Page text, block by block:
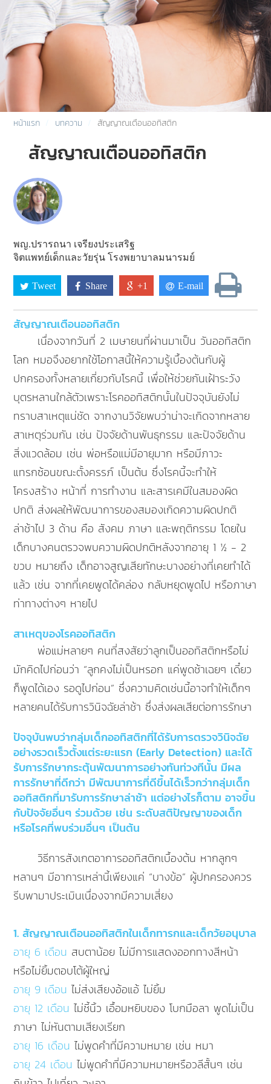
หน้าแรก บทความ สัญญาณเตือนออทิสติก
สัญญาณเตือนออทิสติก
พญ.ปรารถนา เจรียงประเสริฐ
จิตแพทย์เด็กและวัยรุ่น โรงพยาบาลมนารมย์
Tweet Share +1 E-mail
สัญญาณเตือนออทิสติก
เนื่องจากวันที่ 2 เมษายนที่ผ่านมาเป็น วันออทิสติก
โลก หมอจึงอยากใช้โอกาสนี้ให้ความรู้เบื้องต้นกับผู้
ปกครองทั้งหลายเกี่ยวกับโรคนี้ เพื่อให้ช่วยกันเฝ้าระวัง
บุตรหลานใกล้ตัวเพราะโรคออทิสติกนั้นในปัจจุบันยังไม่
ทราบสาเหตุแน่ชัด จากงานวิจัยพบว่าน่าจะเกิดจากหลาย
สาเหตุร่วมกัน เช่น ปัจจัยด้านพันธุกรรม และปัจจัยด้าน
สิ่งแวดล้อม เช่น พ่อหรือแม่มีอายุมาก หรือมีภาวะ
แทรกซ้อนขณะตั้งครรภ์ เป็นต้น ซึ่งโรคนี้จะทำให้
โครงสร้าง หน้าที่ การทำงาน และสารเคมีในสมองผิด
ปกติ ส่งผลให้พัฒนาการของสมองเกิดความผิดปกติ
ล่าช้าไป 3 ด้าน คือ สังคม ภาษา และพฤติกรรม โดยใน
เด็กบางคนตรวจพบความผิดปกติหลังจากอายุ 1 ½ - 2
ขวบ หมายถึง เด็กอาจสูญเสียทักษะบางอย่างที่เคยทำได้
แล้ว เช่น จากที่เคยพูดได้คล่อง กลับหยุดพูดไป หรือภาษา
ท่าทางต่างๆ หายไป
สาเหตุของโรคออทิสติก
พ่อแม่หลายๆ คนที่สงสัยว่าลูกเป็นออทิสติกหรือไม่
มักคิดไปก่อนว่า “ลูกคงไม่เป็นหรอก แค่พูดช้าเฉยๆ เดี๋ยว
ก็พูดได้เอง รอดูไปก่อน” ซึ่งความคิดเช่นนี้อาจทำให้เด็กๆ
หลายคนได้รับการวินิจฉัยล่าช้า ซึ่งส่งผลเสียต่อการรักษา
ปัจจุบันพบว่ากลุ่มเด็กออทิสติกที่ได้รับการตรวจวินิจฉัย
อย่างรวดเร็วตั้งแต่ระยะแรก (Early Detection) และได้
รับการรักษากระตุ้นพัฒนาการอย่างทันท่วงทีนั้น มีผล
การรักษาที่ดีกว่า มีพัฒนาการที่ดีขึ้นได้เร็วกว่ากลุ่มเด็ก
ออทิสติกที่มารับการรักษาล่าช้า แต่อย่างไรก็ตาม อาจขึ้น
กับปัจจัยอื่นๆ ร่วมด้วย เช่น ระดับสติปัญญาของเด็ก
หรือโรคที่พบร่วมอื่นๆ เป็นต้น
วิธีการสังเกตอาการออทิสติกเบื้องต้น หากลูกๆ
หลานๆ มีอาการเหล่านี้เพียงแค่ “บางข้อ” ผู้ปกครองควร
รีบพามาประเมินเนื่องจากมีความเสี่ยง
1. สัญญาณเตือนออทิสติกในเด็กทารกและเด็กวัยอนุบาล
อายุ 6 เดือน สบตาน้อย ไม่มีการแสดงออกทางสีหน้า
หรือไม่ยิ้มตอบโต้ผู้ใหญ่
อายุ 9 เดือน ไม่ส่งเสียงอ้อแอ้ ไม่ยิ้ม
อายุ 12 เดือนไม่ชี้นิ้ว เอื้อมหยิบของ โบกมือลา พูดไม่เป็น
ภาษา ไม่หันตามเสียงเรียก
อายุ 16 เดือนไม่พูดคำที่มีความหมาย เช่น หมา
อายุ 24 เดือนไม่พูดคำที่มีความหมายหรือวลีสั้นๆ เช่น